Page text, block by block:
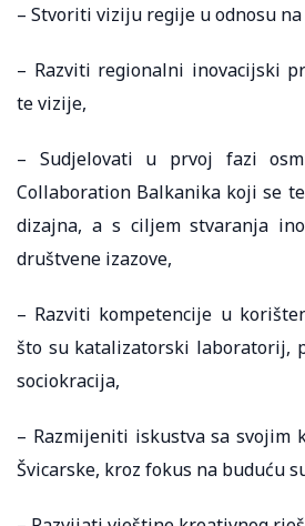
– Stvoriti viziju regije u odnosu na
– Razviti regionalni inovacijski
te vizije,
– Sudjelovati u prvoj fazi
Collaboration Balkanika koji se
dizajna, a s ciljem stvaranja
društvene izazove,
– Razviti kompetencije u
što su katalizatorski laboratorij,
sociokracija,
– Razmijeniti iskustva sa svojim
Švicarske, kroz fokus na buduću